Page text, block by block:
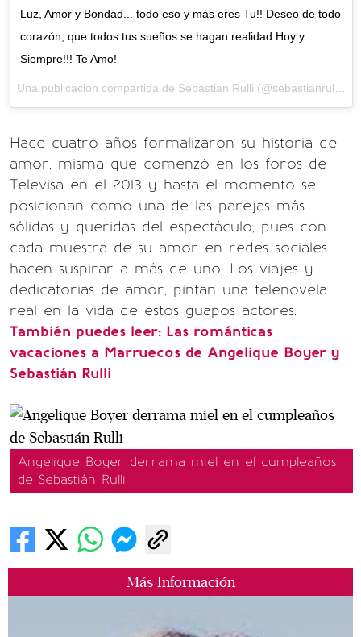
Más Información
Luz, Amor y Bondad... todo eso y más eres Tu!! Deseo de todo
corazón, que todos tus sueños se hagan realidad Hoy y
Siempre!!! Te Amo!
Hace cuatro años formalizaron su historia de
amor, misma que comenzó en los foros de
Televisa en el 2013 y hasta el momento se
posicionan como una de las parejas más
sólidas y queridas del espectáculo, pues con
cada muestra de su amor en redes sociales
hacen suspirar a más de uno. Los viajes y
dedicatorias de amor, pintan una telenovela
real en la vida de estos guapos actores.
También puedes leer: Las románticas
vacaciones a Marruecos de Angelique Boyer y
Sebastián Rulli
Angelique Boyer derrama miel en el cumpleaños
de Sebastián Rulli